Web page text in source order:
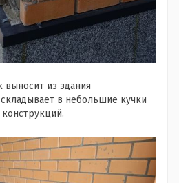
из здания
в небольшие кучки
конструкций.